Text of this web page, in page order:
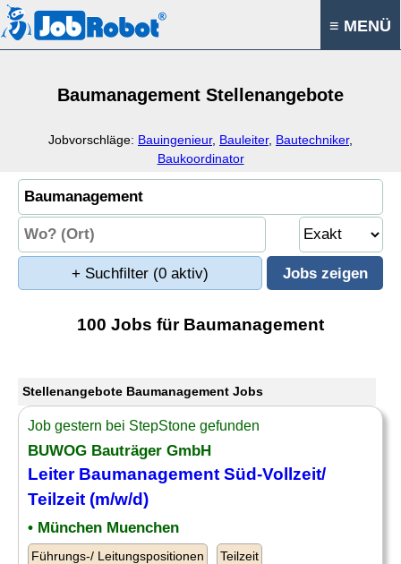
≡ MENÜ
Baumanagement Stellenangebote
Jobvorschläge: Bauingenieur, Bauleiter, Bautechniker,
Baukoordinator
+ Suchfilter (0 aktiv)
100 Jobs für Baumanagement
Stellenangebote Baumanagement Jobs
Job gestern bei StepStone gefunden
BUWOG Bauträger GmbH
Leiter Baumanagement Süd-Vollzeit/
Teilzeit (m/w/d)
• München Muenchen
Führungs-/ Leitungspositionen Teilzeit